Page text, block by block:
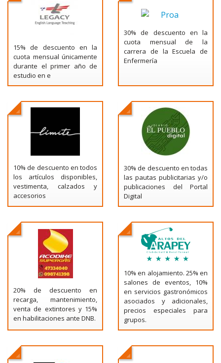
15% de descuento en la
cuota mensual únicamente
durante el primer año de
estudio en e
30% de descuento en la
cuota mensual de la
carrera de la Escuela de
Enfermería
10% de descuento en todos
los artículos disponibles,
vestimenta, calzados y
accesorios
30% de descuento en todas
las pautas publicitarias y/o
publicaciones del Portal
Digital
20% de descuento en
recarga, mantenimiento,
venta de extintores y 15%
en habilitaciones ante DNB.
10% en alojamiento. 25% en
salones de eventos, 10%
en servicios gastronómicos
asociados y adicionales,
precios especiales para
grupos.